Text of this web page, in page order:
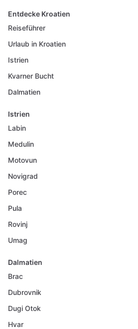
Entdecke Kroatien
Reiseführer
Urlaub in Kroatien
Istrien
Kvarner Bucht
Dalmatien
Istrien
Labin
Medulin
Motovun
Novigrad
Porec
Pula
Rovinj
Umag
Dalmatien
Brac
Dubrovnik
Dugi Otok
Hvar